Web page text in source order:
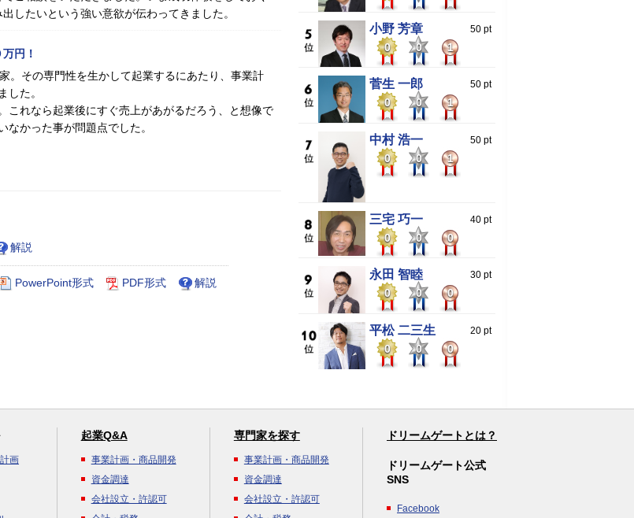
したいという強い意欲が伝わってきました。
円！
。その専門性を生かして起業するにあたり、事業計
した。
これなら起業後にすぐ売上があがるだろう、と想像で
かった事が問題点でした。
解説
PowerPoint形式 PDF形式 解説
小野 芳章 50 pt
0 0 1
菅生 一郎 50 pt
0 0 1
中村 浩一 50 pt
0 0 1
三宅 巧一 40 pt
0 0 0
永田 智睦 30 pt
0 0 0
平松 二三生 20 pt
0 0 0
画
起業Q&A
事業計画・商品開発
資金調達
会社設立・許認可
専門家を探す
事業計画・商品開発
資金調達
会社設立・許認可
ドリームゲートとは？
ドリームゲート公式
SNS
Facebook